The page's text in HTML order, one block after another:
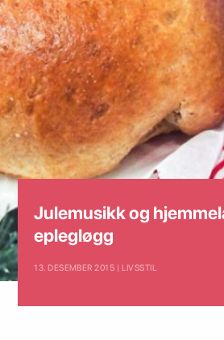
Julemusikk og
eplegløgg
13. DESEMBER 2015 | LIVSSTIL